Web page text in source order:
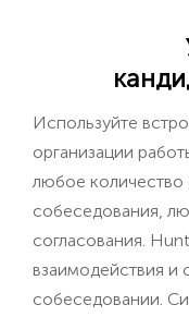
Используйте
организации
любое
собеседования,
согласования.
взаимодействия и
собеседовании.